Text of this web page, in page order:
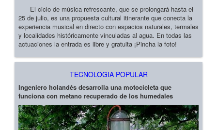
El ciclo de música refrescante, que se prolongará hasta el
25 de julio, es una propuesta cultural itinerante que conecta la
experiencia musical en directo con espacios naturales, termales
y localidades históricamente vinculadas al agua. En todas las
actuaciones la entrada es libre y gratuita ¡Pincha la foto!
TECNOLOGIA POPULAR
Ingeniero holandés desarrolla una motocicleta que
funciona con metano recuperado de los humedales